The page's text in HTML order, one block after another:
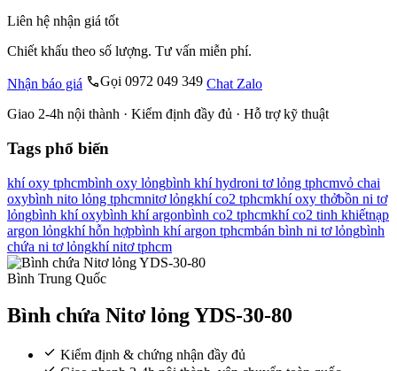
Liên hệ nhận giá tốt
Chiết khấu theo số lượng. Tư vấn miễn phí.
Nhận báo giá Gọi 0972 049 349 Chat Zalo
Giao 2-4h nội thành · Kiểm định đầy đủ · Hỗ trợ kỹ thuật
Tags phổ biến
khí oxy tphcmbình oxy lỏngbình khí hydroni tơ lỏng tphcmvỏ chai
oxybình nito lỏng tphcmnitơ lỏngkhí co2 tphcmkhí oxy thởbồn ni tơ
lỏngbình khí oxybình khí argonbình co2 tphcmkhí co2 tinh khiếtnạp
argon lỏngkhí hỗn hợpbình khí argon tphcmbán bình ni tơ lỏngbình
chứa ni tơ lỏngkhí nitơ tphcm
Bình Trung Quốc
Bình chứa Nitơ lỏng YDS-30-80
Kiểm định & chứng nhận đầy đủ